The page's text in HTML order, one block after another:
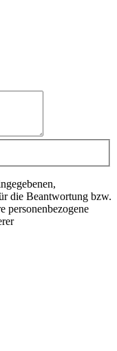
die Beantwortung bzw.
personenbezogene